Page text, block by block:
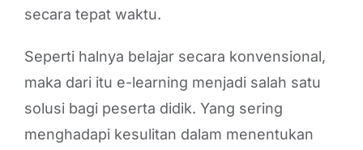
secara tepat waktu.
Seperti halnya belajar secara konvensional,
maka dari itu e-learning menjadi salah satu
solusi bagi peserta didik. Yang sering
menghadapi kesulitan dalam menentukan